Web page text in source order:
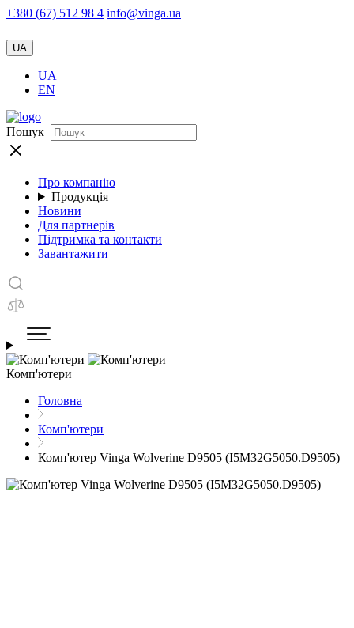
+380 (67) 512 98 4 info@vinga.ua
UA
UA
EN
Пошук
Про компанію
Продукція
Новини
Для партнерів
Підтримка та контакти
Завантажити
Комп'ютери
Головна
Комп'ютери
Комп'ютер Vinga Wolverine D9505 (I5M32G5050.D9505)